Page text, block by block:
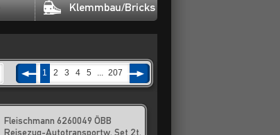
Klemmbau/Bricks
1 2 3 4 5 ... 207
Fleischmann 6260049 ÖBB
Reisezug-Autotransportw. Set 2t.